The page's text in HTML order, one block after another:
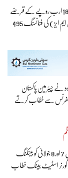
مقامی بینکنگ انڈسٹری نے گزشتہ ڈیڑھ سال کے دوران نجی شعبے کو 1800 ارب روپے کے قرضے
فراہم کیے ہیں، جبکہ چھوٹے اور درمیانے درجے کے کاروباروں (ایس ایم ایز) کی فنانسنگ 495
نے چیئرمین پاکستان
پریس کانفرنس سے خطاب کرتے
ظفر مسعود نے بتایا کہ پاکستان بینکس ایسوسی ایشن کے زیر اہتمام کراچی میں 7 اور 8 جولائی کو بینکنگ
اور گورنر اسٹیٹ بینک خطاب